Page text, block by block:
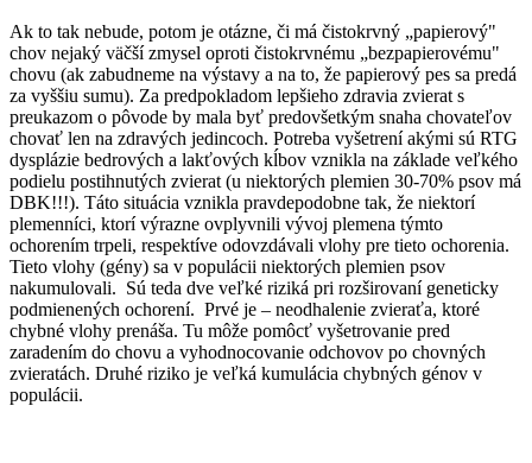
Ak to tak nebude, potom je otázne, či má čistokrvný „papierový"
chov nejaký väčší zmysel oproti čistokrvnému „bezpapierovému"
chovu (ak zabudneme na výstavy a na to, že papierový pes sa predá
za vyššiu sumu). Za predpokladom lepšieho zdravia zvierat s
preukazom o pôvode by mala byť predovšetkým snaha chovateľov
chovať len na zdravých jedincoch. Potreba vyšetrení akými sú RTG
dysplázie bedrových a lakťových kĺbov vznikla na základe veľkého
podielu postihnutých zvierat (u niektorých plemien 30-70% psov má
DBK!!!). Táto situácia vznikla pravdepodobne tak, že niektorí
plemenníci, ktorí výrazne ovplyvnili vývoj plemena týmto
ochorením trpeli, respektíve odovzdávali vlohy pre tieto ochorenia.
Tieto vlohy (gény) sa v populácii niektorých plemien psov
nakumulovali. Sú teda dve veľké riziká pri rozširovaní geneticky
podmienených ochorení. Prvé je – neodhalenie zvieraťa, ktoré
chybné vlohy prenáša. Tu môže pomôcť vyšetrovanie pred
zaradením do chovu a vyhodnocovanie odchovov po chovných
zvieratách. Druhé riziko je veľká kumulácia chybných génov v
populácii.